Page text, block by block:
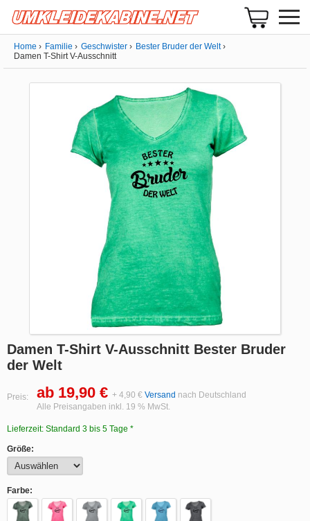
Home Familie Geschwister
Bester Bruder der Welt
Damen T-Shirt V-Ausschnitt
Damen T-Shirt V-Ausschnitt Bester Bruder
der Welt
Preis: ab 19,90 € + 4,90 € Versand nach Deutschland
Alle Preisangaben inkl. 19 % MwSt.
Lieferzeit: Standard 3 bis 5 Tage *
Größe:
Farbe: